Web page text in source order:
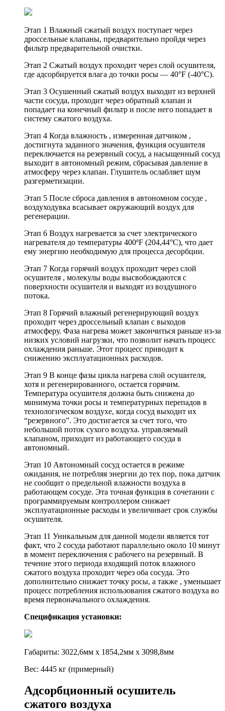
Этап 1 Влажный сжатый воздух поступает через
дроссельные клапаны, предварительно пройдя через
фильтр предварительной очистки.
Этап 2 Сжатый воздух проходит через слой осушителя,
где адсорбируется влага до точки росы — 40°F (-40°C).
Этап 3 Осушенный сжатый воздух выходит из верхней
части сосуда, проходит через обратный клапан и
попадает на конечный фильтр и после него попадает в
систему сжатого воздуха.
Этап 4 Когда влажность , измеренная датчиком ,
достигнута заданного значения, функция осушителя
переключается на резервный сосуд, а насыщенный сосуд
выходит в автономный режим, сбрасывая давление в
атмосферу через клапан. Глушитель ослабляет шум
разгерметизации.
Этап 5 После сброса давления в автономном сосуде ,
воздуходувка всасывает окружающий воздух для
регенерации.
Этап 6 Воздух нагревается за счет электрического
нагревателя до температуры 400ºF (204,44°C), что дает
ему энергию необходимую для процесса десорбции.
Этап 7 Когда горячий воздух проходит через слой
осушителя , молекулы воды высвобождаются с
поверхности осушителя и выходят из воздушного
потока.
Этап 8 Горячий влажный регенерирующий воздух
проходит через дроссельный клапан с выходов
атмосферу. Фаза нагрева может закончиться раньше из-за
низких условий нагрузки, что позволит начать процесс
охлаждения раньше. Этот процесс приводит к
снижению эксплуатационных расходов.
Этап 9 В конце фазы цикла нагрева слой осушителя,
хотя и регенерированного, остается горячим.
Температура осушителя должна быть снижена до
минимума точки росы и температурных перепадов в
технологическом воздухе, когда сосуд выходит их
“резервного”. Это достигается за счет того, что
небольшой поток сухого воздуха. управляемый
клапаном, приходит из работающего сосуда в
автономный.
Этап 10 Автономный сосуд остается в режиме
ожидания, не потребляя энергии до тех пор, пока датчик
не сообщит о предельной влажности воздуха в
работающем сосуде. Эта точная функция в сочетании с
программируемым контроллером снижает
эксплуатационные расходы и увеличивает срок службы
осушителя.
Этап 11 Уникальным для данной модели является тот
факт, что 2 сосуда работают параллельно около 10 минут
в момент переключения с рабочего на резервный. В
течение этого периода входящий поток влажного
сжатого воздуха проходит через оба сосуда. Это
дополнительно снижает точку росы, а также , уменьшает
процесс потребления использования сжатого воздуха во
время первоначального охлаждения.
Спецификация установки:
Габариты: 3022,6мм х 1854,2мм х 3098,8мм
Вес: 4445 кг (примерный)
Адсорбционный осушитель
сжатого воздуха